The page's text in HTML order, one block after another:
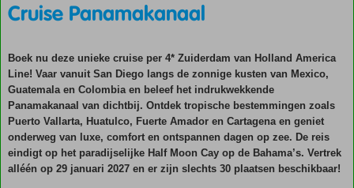
Cruise Panamakanaal
Boek nu deze unieke cruise per 4* Zuiderdam van Holland America
Line! Vaar vanuit San Diego langs de zonnige kusten van Mexico,
Guatemala en Colombia en beleef het indrukwekkende
Panamakanaal van dichtbij. Ontdek tropische bestemmingen zoals
Puerto Vallarta, Huatulco, Fuerte Amador en Cartagena en geniet
onderweg van luxe, comfort en ontspannen dagen op zee. De reis
eindigt op het paradijselijke Half Moon Cay op de Bahama’s. Vertrek
alléén op 29 januari 2027 en er zijn slechts 30 plaatsen beschikbaar!